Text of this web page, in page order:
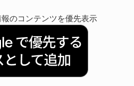
のコンテンツを優先表示